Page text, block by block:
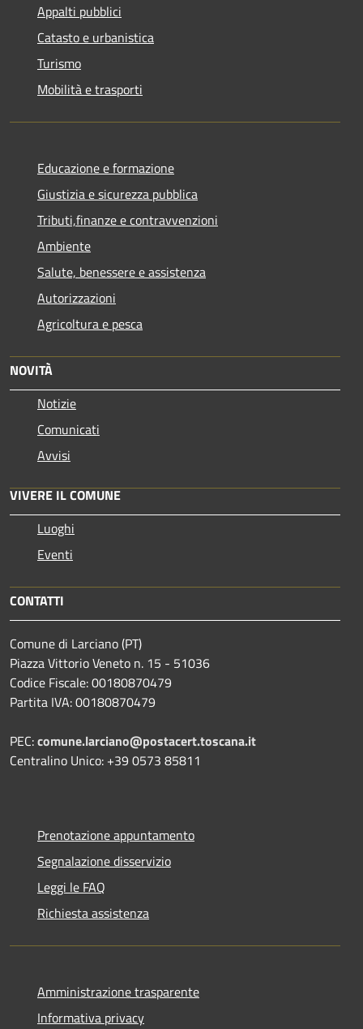
Appalti pubblici
Catasto e urbanistica
Turismo
Mobilità e trasporti
Educazione e formazione
Giustizia e sicurezza pubblica
Tributi,finanze e contravvenzioni
Ambiente
Salute, benessere e assistenza
Autorizzazioni
Agricoltura e pesca
NOVITÀ
Notizie
Comunicati
Avvisi
VIVERE IL COMUNE
Luoghi
Eventi
CONTATTI
Comune di Larciano (PT)
Piazza Vittorio Veneto n. 15 - 51036
Codice Fiscale: 00180870479
Partita IVA: 00180870479
PEC:comune.larciano@postacert.toscana.it
Centralino Unico: +39 0573 85811
Prenotazione appuntamento
Segnalazione disservizio
Leggi le FAQ
Richiesta assistenza
Amministrazione trasparente
Informativa privacy